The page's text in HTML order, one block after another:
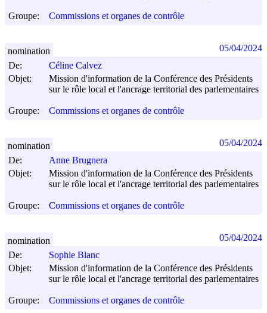
Groupe: Commissions et organes de contrôle
De:
Céline Calvez
Objet:
Mission d'information de la Conférence des Présidents
sur le rôle local et l'ancrage territorial des parlementaires
Groupe: Commissions et organes de contrôle
nomination 05/04/2024
De:
Anne Brugnera
Objet:
Mission d'information de la Conférence des Présidents
sur le rôle local et l'ancrage territorial des parlementaires
Groupe: Commissions et organes de contrôle
nomination 05/04/2024
De:
Sophie Blanc
Objet:
Mission d'information de la Conférence des Présidents
sur le rôle local et l'ancrage territorial des parlementaires
Groupe: Commissions et organes de contrôle
nomination 05/04/2024